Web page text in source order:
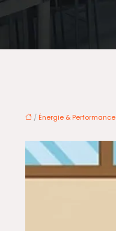
/ Énergie & Performance